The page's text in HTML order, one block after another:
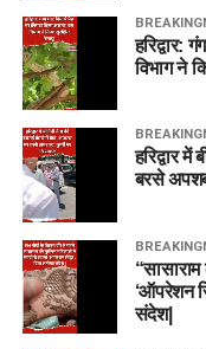
हरिद्वार:
विभाग ने
हरिद्वार
बरसे
‘ऑपरेशन
संदेश|